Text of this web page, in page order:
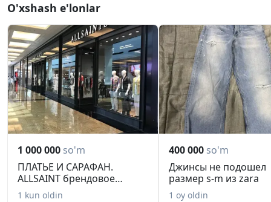
O'xshash e'lonlar
1 000 000 so'm
ПЛАТЬЕ И САРАФАН.
ALLSAINT брендовое
оригинал. М И...
1 kun oldin
400 000 so'm
Джинсы не подошел
размер s-m из zara
1 oy oldin